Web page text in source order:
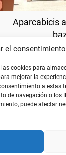
el
cookies para
mejorar la
a estas
de navegación o los
puede afectar
Aparcabicis
de cookies